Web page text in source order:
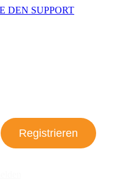
DEN SUPPORT